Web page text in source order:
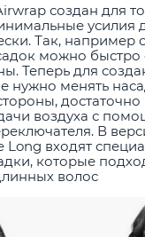
создан для
усилия
Так,
можно быстро
Теперь для
нужно менять
воздуха с
В
Long входят
которые
волос